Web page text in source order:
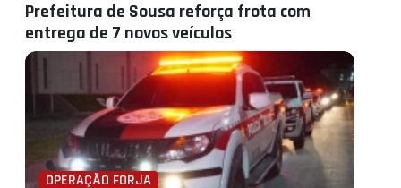
Prefeitura de Sousa reforça frota com
entrega de 7 novos veículos
OPERAÇÃO FORJA